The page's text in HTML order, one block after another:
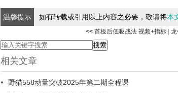
温馨提示 如有转载或引用以上内容之必要，敬请将本
<< 首板后低吸战法 视频+指标
相关文章
野猫558动量突破2025年第二期全程课